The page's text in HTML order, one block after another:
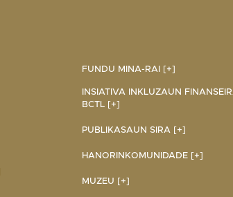
FUNDU MINA-RAI [+]
INSIATIVA INKLUZAUN
BCTL [+]
PUBLIKASAUN SIRA [+]
HANORINKOMUNIDADE [+]
MUZEU [+]